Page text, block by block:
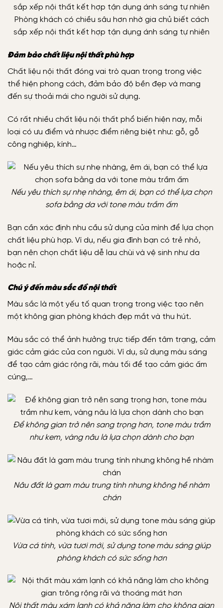
Phòng khách có chiều sâu hơn nhờ gia chủ biết cách
sắp xếp nội thất kết hợp tận dụng ánh sáng tự nhiên
Đảm bảo chất liệu nội thất phù hợp
Chất liệu nội thất đóng vai trò quan trọng trong việc
thể hiện phong cách, đảm bảo độ bền đẹp và mang
đến sự thoải mái cho người sử dụng.
Có rất nhiều chất liệu nội thất phổ biến hiện nay, mỗi
loại có ưu điểm và nhược điểm riêng biệt như: gỗ, gỗ
công nghiệp, kính…
Nếu yêu thích sự nhẹ nhàng, êm ái, bạn có thể lựa chọn
sofa bằng da với tone màu trầm ấm
Bạn cần xác định nhu cầu sử dụng của mình để lựa chọn
chất liệu phù hợp. Ví dụ, nếu gia đình bạn có trẻ nhỏ,
bạn nên chọn chất liệu dễ lau chùi và vệ sinh như da
hoặc nỉ.
Chú ý đến màu sắc đồ nội thất
Màu sắc là một yếu tố quan trọng trong việc tạo nên
một không gian phòng khách đẹp mắt và thu hút.
Màu sắc có thể ảnh hưởng trực tiếp đến tâm trạng, cảm
giác cảm giác của con người. Ví dụ, sử dụng màu sáng
để tạo cảm giác rộng rãi, màu tối để tạo cảm giác ấm
cúng,…
Để không gian trở nên sang trọng hơn, tone màu trầm
như kem, vàng nâu là lựa chọn dành cho bạn
Nâu đất là gam màu trung tính nhưng không hề nhàm
chán
Vừa cá tính, vừa tươi mới, sử dụng tone màu sáng giúp
phòng khách có sức sống hơn
Nội thất màu xám lạnh có khả năng làm cho không gian